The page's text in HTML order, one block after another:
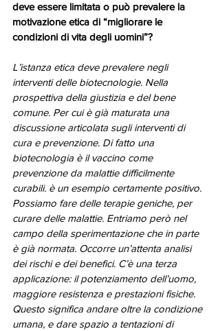
deve essere limitata o può prevalere la
motivazione etica di “migliorare le
condizioni di vita degli uomini”?
L’istanza etica deve prevalere negli
interventi delle biotecnologie. Nella
prospettiva della giustizia e del bene
comune. Per cui è già maturata una
discussione articolata sugli interventi di
cura e prevenzione. Di fatto una
biotecnologia è il vaccino come
prevenzione da malattie difficilmente
curabili. è un esempio certamente positivo.
Possiamo fare delle terapie geniche, per
curare delle malattie. Entriamo però nel
campo della sperimentazione che in parte
è già normata. Occorre un’attenta analisi
dei rischi e dei benefici. C’è una terza
applicazione: il potenziamento dell’uomo,
maggiore resistenza e prestazioni fisiche.
Questo significa andare oltre la condizione
umana, e dare spazio a tentazioni di